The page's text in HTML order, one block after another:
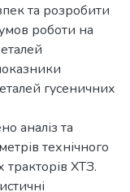
та розробити
роботи на
гусеничних
аналіз та
технічного
тракторів ХТЗ.